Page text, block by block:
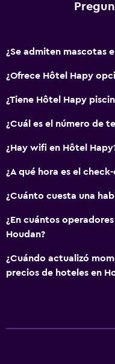
Secador de pelo
Bañera al aire libre
Papel higiénico
Comedor
Tetera eléctrica
Tetera/cafetera
Tetera
La comida se puede
Máquina expendedora
Vista al jardín
¿Se admiten mascotas
¿Ofrece Hôtel Hapy
¿Tiene Hôtel Hapy
¿Cuál es el número de
¿Hay wifi en Hôtel
¿A qué hora es el
¿Cuánto cuesta una
¿En cuántos
Houdan?
¿Cuándo actualizó
precios de hoteles en